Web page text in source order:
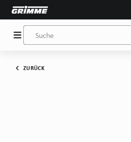
ZURÜCK